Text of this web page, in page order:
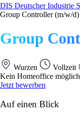
DIS Deutscher Industrie
Group Controller (m/w/d)
Group
Wurzen Vollzeit
Kein Homeoffice möglich
Jetzt bewerben
Auf einen Blick